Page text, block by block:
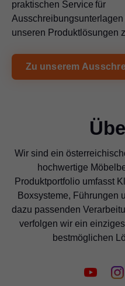
praktischen Service für
Ausschreibungsunterlagen
unseren Produktlösungen
Zu unserem
Wir sind ein
hochwertige
Produktportfolio umfasst
Boxsysteme, Führungen
dazu passenden
verfolgen wir ein
bestmöglichen